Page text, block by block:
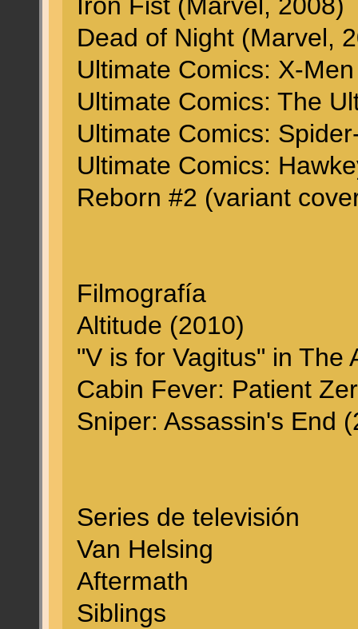
Dead of Night (Marvel,
Ultimate Comics: X-
Ultimate Comics: The
Ultimate Comics:
Ultimate Comics:
Reborn #2 (variant
Filmografía
Altitude (2010)
"V is for Vagitus" in The
Cabin Fever: Patient
Sniper: Assassin's End
Series de televisión
Van Helsing
Aftermath
Siblings